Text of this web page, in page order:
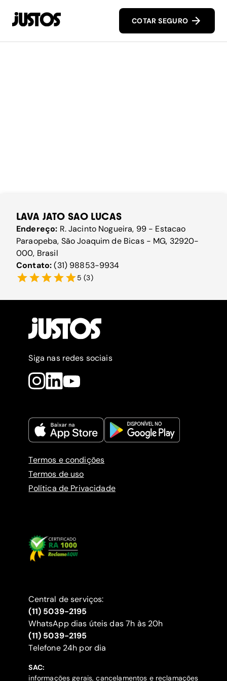
COTAR SEGURO
LAVA JATO SAO LUCAS
Endereço: R. Jacinto Nogueira, 99 - Estacao
Paraopeba, São Joaquim de Bicas - MG, 32920-
000, Brasil
Contato:(31) 98853-9934
5 (3)
Siga nas redes sociais
Termos e condições
Termos de uso
Política de Privacidade
Central de serviços:
(11) 5039-2195
WhatsApp dias úteis das 7h às 20h
(11) 5039-2195
‍Telefone 24h por dia
SAC:
informações gerais, cancelamentos e reclamações